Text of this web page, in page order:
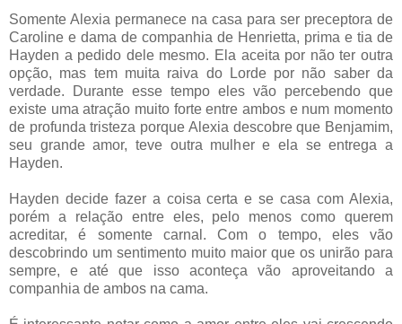
Somente Alexia permanece na casa para ser preceptora de
Caroline e dama de companhia de Henrietta, prima e tia de
Hayden a pedido dele mesmo. Ela aceita por não ter outra
opção, mas tem muita raiva do Lorde por não saber da
verdade. Durante esse tempo eles vão percebendo que
existe uma atração muito forte entre ambos e num momento
de profunda tristeza porque Alexia descobre que Benjamim,
seu grande amor, teve outra mulher e ela se entrega a
Hayden.
Hayden decide fazer a coisa certa e se casa com Alexia,
porém a relação entre eles, pelo menos como querem
acreditar, é somente carnal. Com o tempo, eles vão
descobrindo um sentimento muito maior que os unirão para
sempre, e até que isso aconteça vão aproveitando a
companhia de ambos na cama.